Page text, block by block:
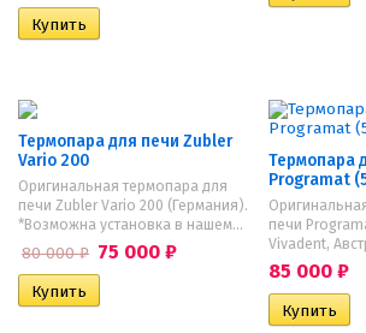
Термопара для печи Zubler
Vario 200
Оригинальная термопара для
печи Zubler Vario 200 (Германия).
*Возможна установка в нашем...
80 000₽ 75 000 ₽
Термопара
Programat
печи
Vivadent,
85 000 ₽